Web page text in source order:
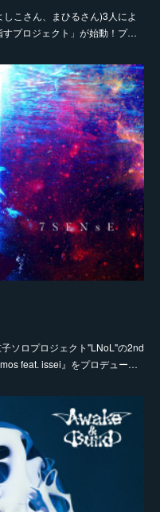
こさん、まひるさん)3人によ
すプロジェクト」が始動！プ…
ソロプロジェクト"LNoL"の2nd
feat. issei』をプロデュー…